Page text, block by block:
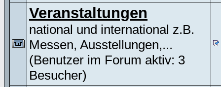
Veranstaltungen
national und international z.B.
Messen, Ausstellungen,...
(Benutzer im Forum aktiv: 3
Besucher)